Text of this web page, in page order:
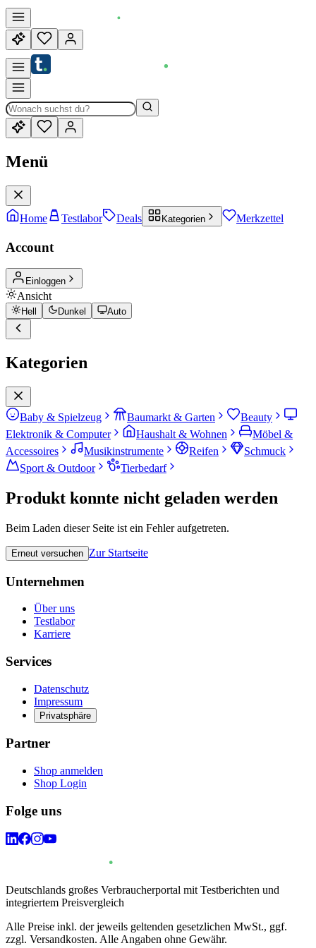
Menü
Home Testlabor Deals Kategorien Merkzettel
Account
Einloggen
Ansicht
Hell Dunkel Auto
Kategorien
Baby & Spielzeug Baumarkt & Garten
Beauty
Elektronik & Computer
Haushalt & Wohnen
Möbel &
Accessoires
Musikinstrumente Reifen
Schmuck
Sport & Outdoor
Tierbedarf
Produkt konnte nicht geladen werden
Beim Laden dieser Seite ist ein Fehler aufgetreten.
Erneut versuchen Zur Startseite
Unternehmen
Über uns
Testlabor
Karriere
Services
Datenschutz
Impressum
Privatsphäre
Partner
Shop anmelden
Shop Login
Folge uns
Deutschlands großes Verbraucherportal mit Testberichten und
integriertem Preisvergleich
Alle Preise inkl. der jeweils geltenden gesetzlichen MwSt., ggf.
zzgl. Versandkosten. Alle Angaben ohne Gewähr.